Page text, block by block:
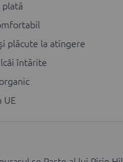
plată
plăcute la atingere
întărite
UE